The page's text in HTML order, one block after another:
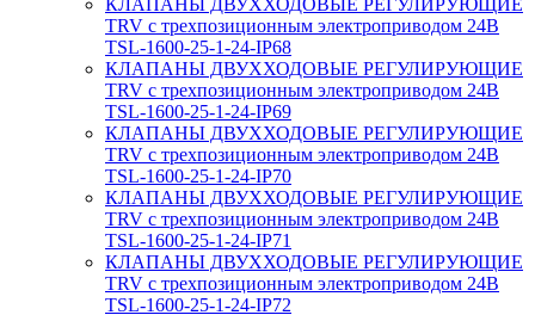
КЛАПАНЫ ДВУХХОДОВЫЕ РЕГУЛИРУЮЩИЕ
TRV с трехпозиционным электроприводом 24В
TSL-1600-25-1-24-IP68
КЛАПАНЫ ДВУХХОДОВЫЕ РЕГУЛИРУЮЩИЕ
TRV с трехпозиционным электроприводом 24В
TSL-1600-25-1-24-IP69
КЛАПАНЫ ДВУХХОДОВЫЕ РЕГУЛИРУЮЩИЕ
TRV с трехпозиционным электроприводом 24В
TSL-1600-25-1-24-IP70
КЛАПАНЫ ДВУХХОДОВЫЕ РЕГУЛИРУЮЩИЕ
TRV с трехпозиционным электроприводом 24В
TSL-1600-25-1-24-IP71
КЛАПАНЫ ДВУХХОДОВЫЕ РЕГУЛИРУЮЩИЕ
TRV с трехпозиционным электроприводом 24В
TSL-1600-25-1-24-IP72